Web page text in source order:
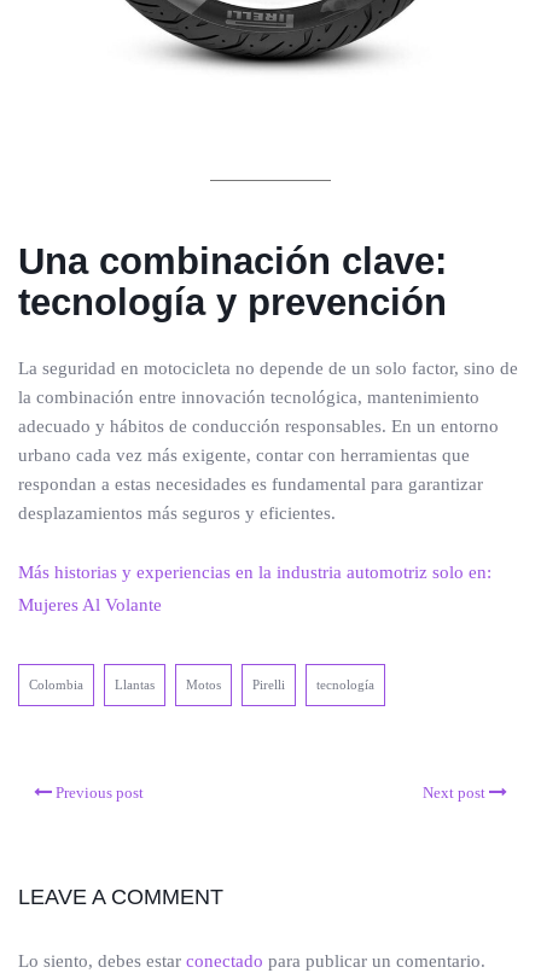
Una combinación clave:
tecnología y prevención
La seguridad en motocicleta no depende de un solo factor, sino de
la combinación entre innovación tecnológica, mantenimiento
adecuado y hábitos de conducción responsables. En un entorno
urbano cada vez más exigente, contar con herramientas que
respondan a estas necesidades es fundamental para garantizar
desplazamientos más seguros y eficientes.
Más historias y experiencias en la industria automotriz solo en:
Mujeres Al Volante
Colombia Llantas Motos Pirelli tecnología
Previous post Next post
LEAVE A COMMENT
Lo siento, debes estar conectado para publicar un comentario.